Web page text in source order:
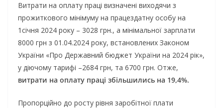
Витрати на оплату праці визначені виходячи з
прожиткового мінімуму на працездатну особу на
1січня 2024 року – 3028 грн., а мінімальної зарплати
8000 грн з 01.04.2024 року, встановлених Законом
України «Про Державний бюджет України на 2024 рік»,
у діючому тарифі –2684 грн, та 6700 грн. Отже,
витрати на оплату праці збільшились на 19,4%.
Пропорційно до росту рівня заробітної плати